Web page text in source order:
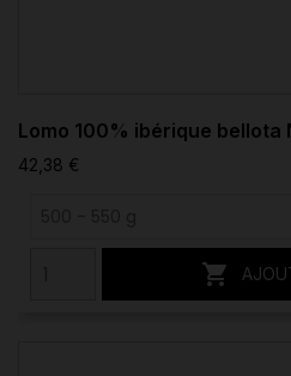
Lomo 100% ibérique bellota
42,38 €
